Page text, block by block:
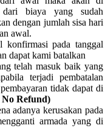
biaya yang sudah
dengan jumlah sisa hari
awal.
konfirmasi pada tanggal
dapat kami batalkan
telah masuk baik yang
terjadi pembatalan
tidak dapat di
No Refund)
adanya kerusakan pada
armada yang di